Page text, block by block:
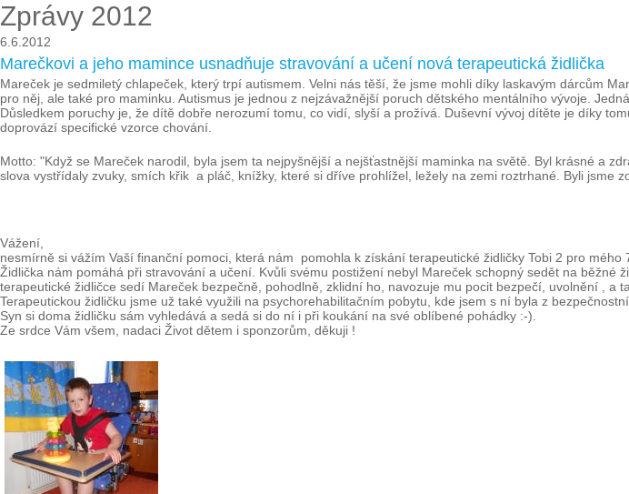
Zprávy 2012
6.6.2012
Marečkovi a jeho mamince usnadňuje stravování a učení nová terapeutická židlička
Mareček je sedmiletý chlapeček, který trpí autismem. Velni nás těší, že jsme mohli díky laskavým dárcům
pro něj, ale také pro maminku. Autismus je jednou z nejzávažnější poruch dětského mentálního vývoje.
Důsledkem poruchy je, že dítě dobře nerozumí tomu, co vidí, slyší a prožívá. Duševní vývoj dítěte je díky
doprovází specifické vzorce chování.
Motto: "Když se Mareček narodil, byla jsem ta nejpyšnější a nejšťastnější maminka na světě. Byl krásné a
slova vystřídaly zvuky, smích křik a pláč, knížky, které si dříve prohlížel, ležely na zemi roztrhané. Byli jsme
Vážení,
nesmírně si vážím Vaší finanční pomoci, která nám pomohla k získání terapeutické židličky Tobi 2 pro
Židlička nám pomáhá při stravování a učení. Kvůli svému postižení nebyl Mareček schopný sedět na
terapeutické židličce sedí Mareček bezpečně, pohodlně, zklidní ho, navozuje mu pocit bezpečí, uvolnění , a
Terapeutickou židličku jsme už také využili na psychorehabilitačním pobytu, kde jsem s ní byla z
Syn si doma židličku sám vyhledává a sedá si do ní i při koukání na své oblíbené pohádky :-).
Ze srdce Vám všem, nadaci Život dětem i sponzorům, děkuji !